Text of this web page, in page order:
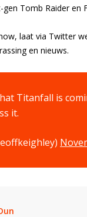
Tomb Raider en
laat via Twitter
en nieuws.
Titanfall is
it.